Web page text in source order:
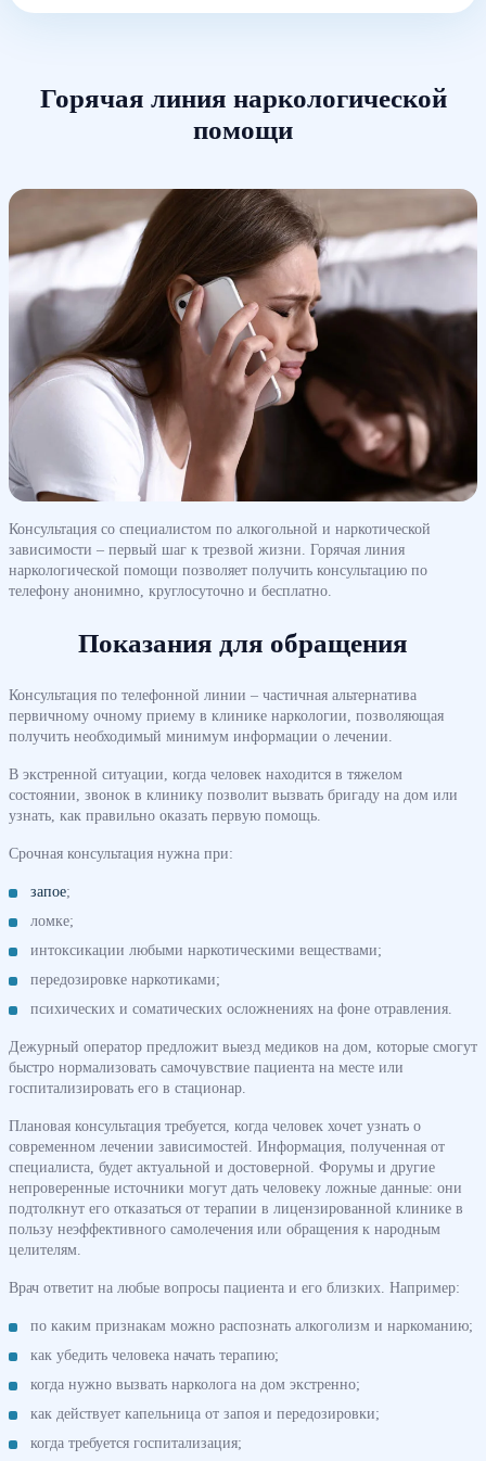
Горячая линия наркологической
помощи
Консультация со специалистом по алкогольной и наркотической
зависимости – первый шаг к трезвой жизни. Горячая линия
наркологической помощи позволяет получить консультацию по
телефону анонимно, круглосуточно и бесплатно.
Показания для обращения
Консультация по телефонной линии – частичная альтернатива
первичному очному приему в клинике наркологии, позволяющая
получить необходимый минимум информации о лечении.
В экстренной ситуации, когда человек находится в тяжелом
состоянии, звонок в клинику позволит вызвать бригаду на дом или
узнать, как правильно оказать первую помощь.
Срочная консультация нужна при:
запое;
ломке;
интоксикации любыми наркотическими веществами;
передозировке наркотиками;
психических и соматических осложнениях на фоне отравления.
Дежурный оператор предложит выезд медиков на дом, которые смогут
быстро нормализовать самочувствие пациента на месте или
госпитализировать его в стационар.
Плановая консультация требуется, когда человек хочет узнать о
современном лечении зависимостей. Информация, полученная от
специалиста, будет актуальной и достоверной. Форумы и другие
непроверенные источники могут дать человеку ложные данные: они
подтолкнут его отказаться от терапии в лицензированной клинике в
пользу неэффективного самолечения или обращения к народным
целителям.
Врач ответит на любые вопросы пациента и его близких. Например:
по каким признакам можно распознать алкоголизм и наркоманию;
как убедить человека начать терапию;
когда нужно вызвать нарколога на дом экстренно;
как действует капельница от запоя и передозировки;
когда требуется госпитализация;